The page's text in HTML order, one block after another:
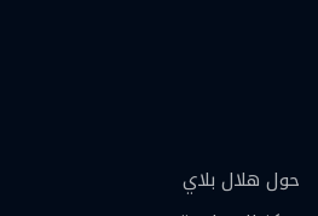
حول هلال بلاي